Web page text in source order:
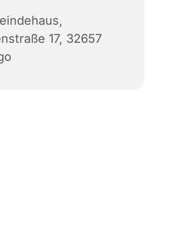
17, 32657